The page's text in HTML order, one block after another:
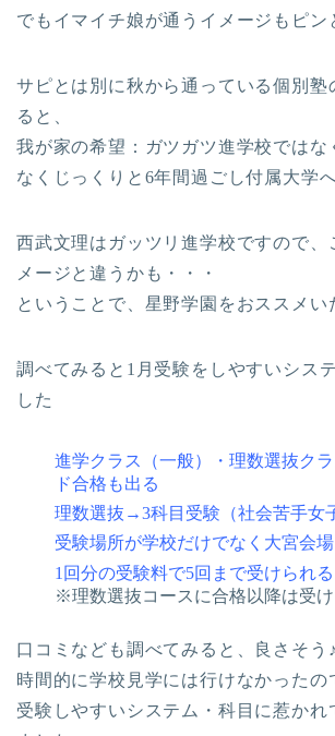
でもイマイチ娘が通うイメージもピン
サピとは別に秋から通っている個別塾
ると、
我が家の希望：ガツガツ進学校ではな
なくじっくりと6年間過ごし付属大学
西武文理はガッツリ進学校ですので、
メージと違うかも・・・
ということで、星野学園をおススメい
調べてみると1月受験をしやすいシス
した
進学クラス（一般）・理数選抜ク
ド合格も出る
理数選抜→3科目受験（社会苦手女
受験場所が学校だけでなく大宮会場
1回分の受験料で5回まで受けられ
※理数選抜コースに合格以降は受
口コミなども調べてみると、良さそう♪
時間的に学校見学には行けなかったの
受験しやすいシステム・科目に惹かれ